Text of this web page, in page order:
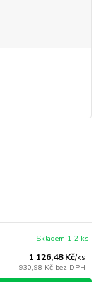
1 126,48 Kč/ks
930,98 Kč bez DPH
Skladem 1-2 ks